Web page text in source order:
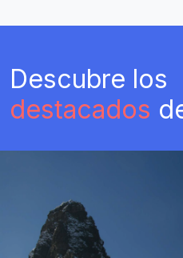
Descubre los
destacados